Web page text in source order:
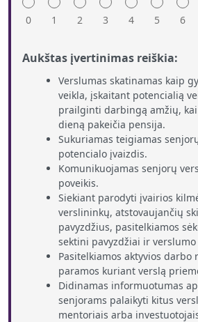
0 1 2 3 4 5 6
Aukštas įvertinimas reiškia:
Verslumas skatinamas kaip
veikla, įskaitant potencialią
prailginti darbingą amžių,
dieną pakeičia pensija.
Sukuriamas teigiamas
potencialo įvaizdis.
Komunikuojamas senjorų
poveikis.
Siekiant parodyti įvairios
verslininkų, atstovaujančių
pavyzdžius, pasitelkiamos
sektini pavyzdžiai ir
Pasitelkiamos aktyvios darbo
paramos kuriant verslą
Didinamas informuotumas
senjorams palaikyti kitus
mentoriais arba